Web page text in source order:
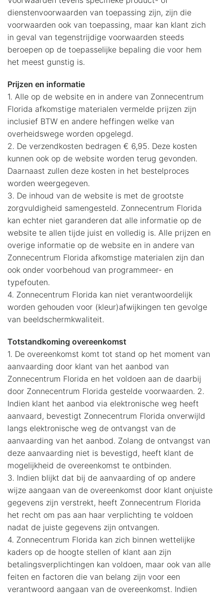
dienstenvoorwaarden van toepassing zijn, zijn die
voorwaarden ook van toepassing, maar kan klant zich
in geval van tegenstrijdige voorwaarden steeds
beroepen op de toepasselijke bepaling die voor hem
het meest gunstig is.
Prijzen en informatie
1. Alle op de website en in andere van Zonnecentrum
Florida afkomstige materialen vermelde prijzen zijn
inclusief BTW en andere heffingen welke van
overheidswege worden opgelegd.
2. De verzendkosten bedragen € 6,95. Deze kosten
kunnen ook op de website worden terug gevonden.
Daarnaast zullen deze kosten in het bestelproces
worden weergegeven.
3. De inhoud van de website is met de grootste
zorgvuldigheid samengesteld. Zonnecentrum Florida
kan echter niet garanderen dat alle informatie op de
website te allen tijde juist en volledig is. Alle prijzen en
overige informatie op de website en in andere van
Zonnecentrum Florida afkomstige materialen zijn dan
ook onder voorbehoud van programmeer- en
typefouten.
4. Zonnecentrum Florida kan niet verantwoordelijk
worden gehouden voor (kleur)afwijkingen ten gevolge
van beeldschermkwaliteit.
Totstandkoming overeenkomst
1. De overeenkomst komt tot stand op het moment van
aanvaarding door klant van het aanbod van
Zonnecentrum Florida en het voldoen aan de daarbij
door Zonnecentrum Florida gestelde voorwaarden. 2.
Indien klant het aanbod via elektronische weg heeft
aanvaard, bevestigt Zonnecentrum Florida onverwijld
langs elektronische weg de ontvangst van de
aanvaarding van het aanbod. Zolang de ontvangst van
deze aanvaarding niet is bevestigd, heeft klant de
mogelijkheid de overeenkomst te ontbinden.
3. Indien blijkt dat bij de aanvaarding of op andere
wijze aangaan van de overeenkomst door klant onjuiste
gegevens zijn verstrekt, heeft Zonnecentrum Florida
het recht om pas aan haar verplichting te voldoen
nadat de juiste gegevens zijn ontvangen.
4. Zonnecentrum Florida kan zich binnen wettelijke
kaders op de hoogte stellen of klant aan zijn
betalingsverplichtingen kan voldoen, maar ook van alle
feiten en factoren die van belang zijn voor een
verantwoord aangaan van de overeenkomst. Indien